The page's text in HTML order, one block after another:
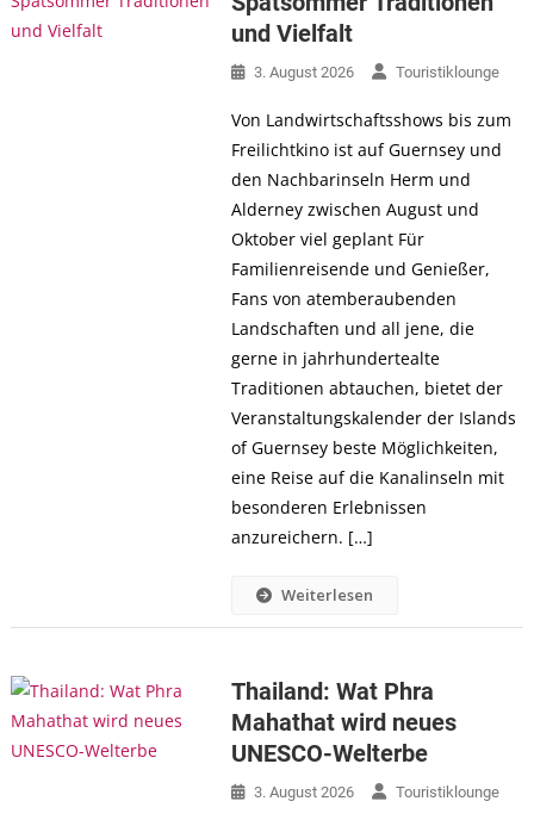
und Vielfalt
3. August 2026 Touristiklounge
Von Landwirtschaftsshows bis zum
Freilichtkino ist auf Guernsey und
den Nachbarinseln Herm und
Alderney zwischen August und
Oktober viel geplant Für
Familienreisende und Genießer,
Fans von atemberaubenden
Landschaften und all jene, die
gerne in jahrhundertealte
Traditionen abtauchen, bietet der
Veranstaltungskalender der Islands
of Guernsey beste Möglichkeiten,
eine Reise auf die Kanalinseln mit
besonderen Erlebnissen
anzureichern. […]
Weiterlesen
Thailand: Wat Phra
Mahathat wird neues
UNESCO-Welterbe
3. August 2026 Touristiklounge